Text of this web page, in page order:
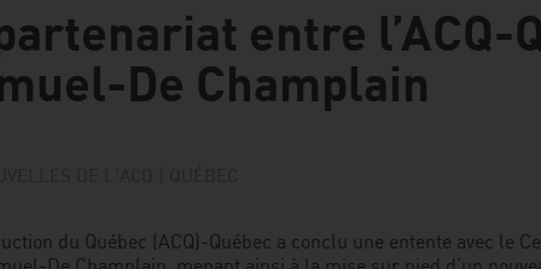
entre l’ACQ-
De Champlain
du Québec (ACQ)-Québec a conclu une entente avec le